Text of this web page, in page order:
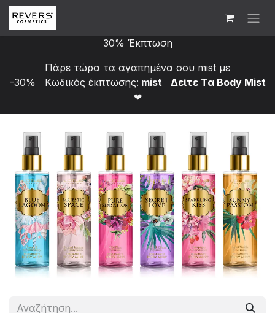
Skip to Content
30% Έκπτωση
Πάρε τώρα τα αγαπημένα σου mist με
-30% Κωδικός έκπτωσης: mist
Δείτε Τα Bod​y Mist
❤